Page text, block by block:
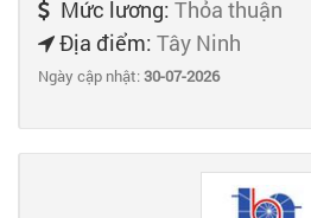
Mức lương: Thỏa thuận
Địa điểm: Tây Ninh
Ngày cập nhật:30-07-2026